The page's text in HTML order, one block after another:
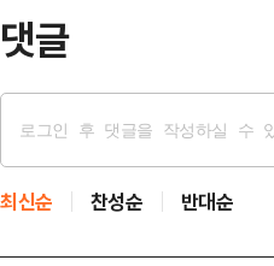
댓글
최신순 찬성순 반대순